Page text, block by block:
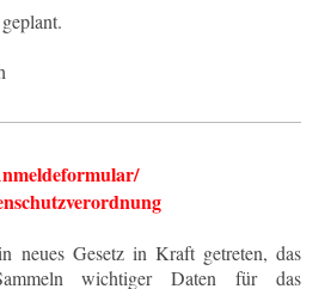
neues Gesetz in Kraft getreten, das
wichtiger Daten für das